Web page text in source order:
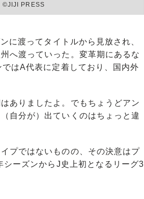
©︎JIJI PRESS
渡ってタイトルから見放され、
へ渡っていった。変革期にあるな
はA代表に定着しており、国内外
ありましたよ。でもちょうどアン
自分が）出ていくのはちょっと違
プではないものの、その決意はプ
ーズンからJ史上初となるリーグ3